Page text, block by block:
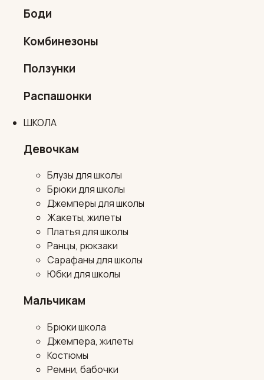
Боди
Комбинезоны
Ползунки
Распашонки
ШКОЛА
Девочкам
Блузы для школы
Брюки для школы
Джемперы для школы
Жакеты, жилеты
Платья для школы
Ранцы, рюкзаки
Сарафаны для школы
Юбки для школы
Мальчикам
Брюки школа
Джемпера, жилеты
Костюмы
Ремни, бабочки